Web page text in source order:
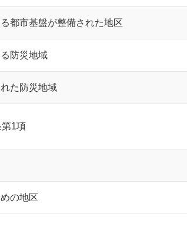
都市基盤が整備された地区
防災地域
た防災地域
1項
の地区